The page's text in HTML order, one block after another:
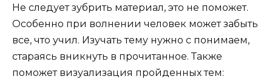
Не следует зубрить материал, это не поможет.
Особенно при волнении человек может забыть
все, что учил. Изучать тему нужно с понимаем,
стараясь вникнуть в прочитанное. Также
поможет визуализация пройденных тем: